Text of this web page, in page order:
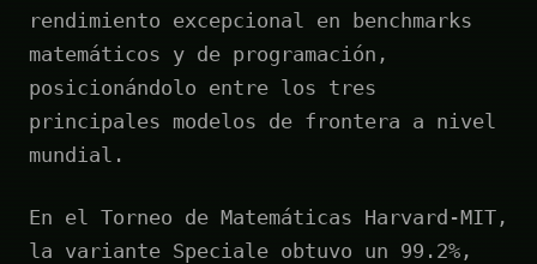
rendimiento excepcional en benchmarks
matemáticos y de programación,
posicionándolo entre los tres
principales modelos de frontera a nivel
mundial.
En el Torneo de Matemáticas Harvard-MIT,
la variante Speciale obtuvo un 99.2%,